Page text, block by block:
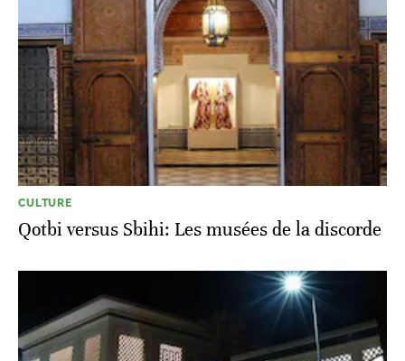
CULTURE
Qotbi versus Sbihi: Les musées de la discorde